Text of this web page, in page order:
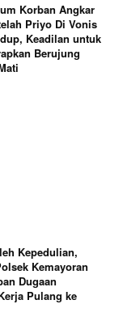
Korban Angkar
Priyo Di Vonis
Keadilan untuk
Berujung
Kepedulian,
Kemayoran
Dugaan
Pulang ke